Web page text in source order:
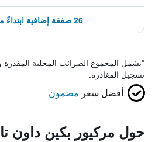
26 صفقة إضافية ابتداءً من 288 ﷼
*يشمل المجموع الضرائب المحلية
تسجيل المغادرة.
أفضل سعر مضمون
حول مركيور بكين داون